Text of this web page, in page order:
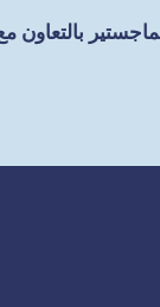
بالتعاون